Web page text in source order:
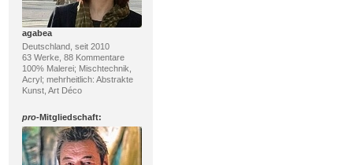
agabea
Deutschland, seit 2010
63 Werke, 88 Kommentare
100% Malerei; Mischtechnik,
Acryl; mehrheitlich: Abstrakte
Kunst, Art Déco
pro-Mitgliedschaft: